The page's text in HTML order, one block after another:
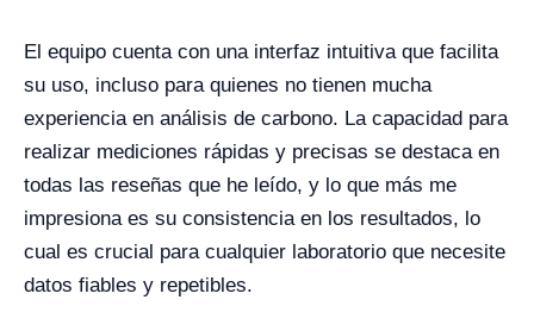
El equipo cuenta con una interfaz intuitiva que facilita
su uso, incluso para quienes no tienen mucha
experiencia en análisis de carbono. La capacidad para
realizar mediciones rápidas y precisas se destaca en
todas las reseñas que he leído, y lo que más me
impresiona es su consistencia en los resultados, lo
cual es crucial para cualquier laboratorio que necesite
datos fiables y repetibles.